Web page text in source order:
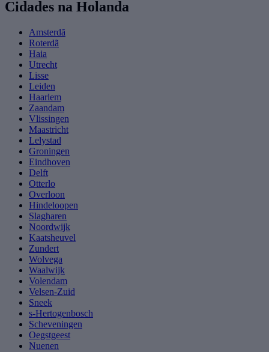
Cidades na Holanda
Amsterdã
Roterdã
Haia
Utrecht
Lisse
Leiden
Haarlem
Zaandam
Vlissingen
Maastricht
Lelystad
Groningen
Eindhoven
Delft
Otterlo
Overloon
Hindeloopen
Slagharen
Noordwijk
Kaatsheuvel
Zundert
Wolvega
Waalwijk
Volendam
Velsen-Zuid
Sneek
s-Hertogenbosch
Scheveningen
Oegstgeest
Nuenen